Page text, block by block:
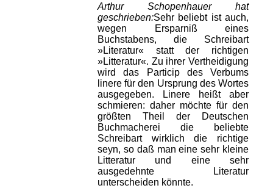
Arthur Schopenhauer hat
geschrieben:Sehr beliebt ist auch,
wegen Ersparniß eines
Buchstabens, die Schreibart
»Literatur« statt der richtigen
»Litteratur«. Zu ihrer Vertheidigung
wird das Particip des Verbums
linere für den Ursprung des Wortes
ausgegeben. Linere heißt aber
schmieren: daher möchte für den
größten Theil der Deutschen
Buchmacherei die beliebte
Schreibart wirklich die richtige
seyn, so daß man eine sehr kleine
Litteratur und eine sehr
ausgedehnte Literatur
unterscheiden könnte.